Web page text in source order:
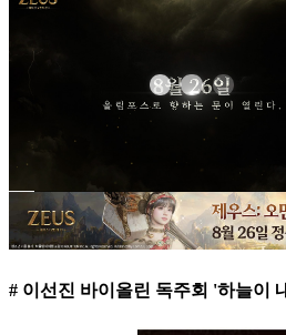
# 이선진 바이올린 독주회 '하늘이